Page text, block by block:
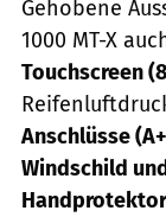
Gehobene
1000 MT-X
Touchscreen
Anschlüsse
Windschild